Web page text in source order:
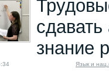
знание
Язык и